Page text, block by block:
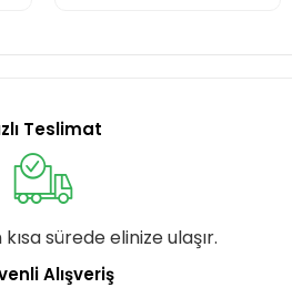
Teslimat
sürede elinize ulaşır.
Alışveriş